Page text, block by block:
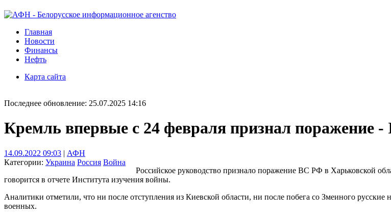
Главная
Новости
Финансы
Нефть
Карта сайта
Последнее обновление: 25.07.2025 14:16
Кремль впервые с 24 февраля признал поражение -
14.09.2022 09:03 | АФН
Категории: Украина Россия Война
Российское руководство признало поражение ВС РФ в Харьковской
говорится в отчете Института изучения войны.
Аналитики отметили, что ни после отступления из Киевской области, ни после побега со Змеиного
военных.